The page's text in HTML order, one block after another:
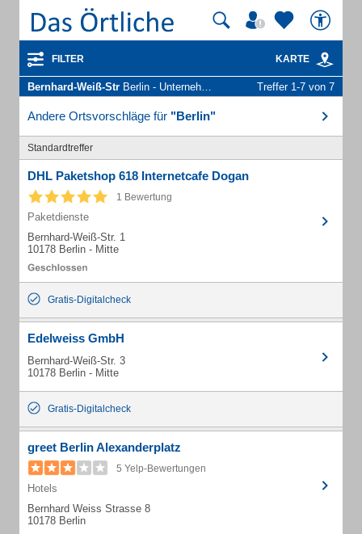
FILTER KARTE
Bernhard-Weiß-Str Berlin - Unternehmen und Personen Treffer 1-7 von 7
Andere Ortsvorschläge für "Berlin"
Standardtreffer
DHL Paketshop 618 Internetcafe Dogan
1 Bewertung
Paketdienste
Bernhard-Weiß-Str. 1
10178 Berlin - Mitte
Gratis-Digitalcheck
Edelweiss GmbH
Bernhard-Weiß-Str. 3
10178 Berlin - Mitte
Gratis-Digitalcheck
greet Berlin Alexanderplatz
5 Yelp-Bewertungen
Hotels
Bernhard Weiss Strasse 8
10178 Berlin